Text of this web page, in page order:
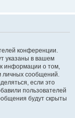
конференции.
указаны в вашем
информации о том,
личных сообщений.
если это
пользователей
будут скрыты